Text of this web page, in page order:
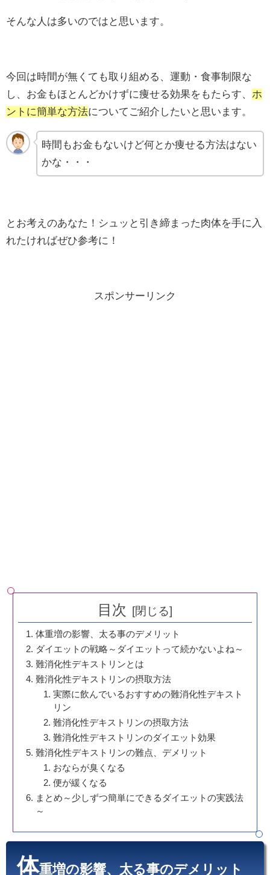
そんな人は多いのではと思います。
今回は時間が無くても取り組める、運動・食事制限な
し、お金もほとんどかけずに痩せる効果をもたらす、 ホ
ントに簡単な方法についてご紹介したいと思います。
時間もお金もないけど何とか痩せる方法はない
かな・・・
とお考えのあなた！シュッと引き締まった肉体を手に入
れたければぜひ参考に！
スポンサーリンク
目次
体重増の影響、太る事のデメリット
ダイエットの戦略～ダイエットって続かないよね～
難消化性デキストリンとは
難消化性デキストリンの摂取方法
実際に飲んでいるおすすめの難消化性デキスト
リン
難消化性デキストリンの摂取方法
難消化性デキストリンのダイエット効果
難消化性デキストリンの難点、デメリット
おならが臭くなる
便が緩くなる
まとめ～少しずつ簡単にできるダイエットの実践法
～
体重増の影響、太る事のデメリット